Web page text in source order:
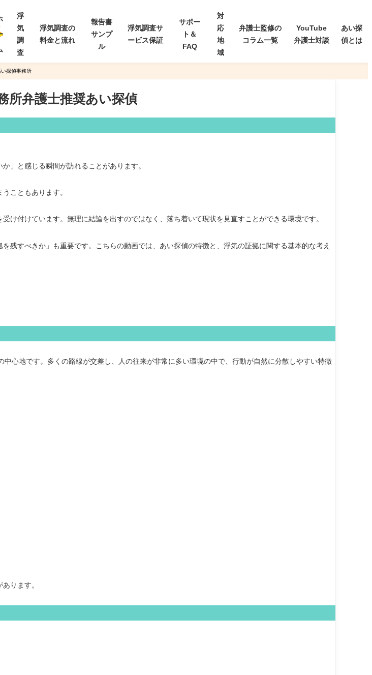
浮
気
調
査
浮気調査の
料金と流れ
報告書
サンプ
ル
浮気調査サ
ービス保証
サポー
ト＆
FAQ
対
応
地
域
弁護士監修の
コラム一覧
YouTube
弁護士対談
あい探
偵とは
探偵事務所
所弁護士推奨あい探偵
」と感じる瞬間が訪れることがあります。
こともあります。
け付けています。無理に結論を出すのではなく、落ち着いて現状を見直すことができる環境です。
残すべきか」も重要です。こちらの動画では、あい探偵の特徴と、浮気の証拠に関する基本的な考え
心地です。多くの路線が交差し、人の往来が非常に多い環境の中で、行動が自然に分散しやすい特徴
ります。